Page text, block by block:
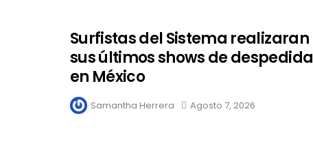
Surfistas del Sistema realizaran
sus últimos shows de despedida
en México
Samantha Herrera Agosto 7, 2026